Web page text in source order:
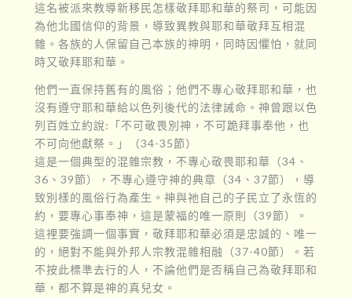
這名被派來教導新移民怎樣敬拜耶和華的祭司，可能因
為他北國信仰的背景，導致異教與耶和華敬拜互相混
雜。各族的人保留自己本族的神明，同時因懼怕，就同
時又敬拜耶和華。
他們一直保持舊有的風俗；他們不專心敬拜耶和華，也
沒有遵守耶和華給以色列後代的法律誡命。神曾跟以色
列百姓立約說:「不可敬畏別神，不可跪拜事奉他，也
不可向他獻祭。」（34-35節）
這是一個典型的混雜宗教，不專心敬畏耶和華（34、
36、39節），不專心遵守神的典章（34、37節），導
致別樣的風俗行為產生。神與祂自己的子民立了永恆的
約，要專心事奉神，這是蒙福的唯一原則（39節）。
這裡要強調一個事實，敬拜耶和華必須是忠誠的、唯一
的，絕對不能與外邦人宗教混雜相融（37-40節）。若
不按此標準去行的人，不論他們是否稱自己為敬拜耶和
華，都不算是神的真兒女。